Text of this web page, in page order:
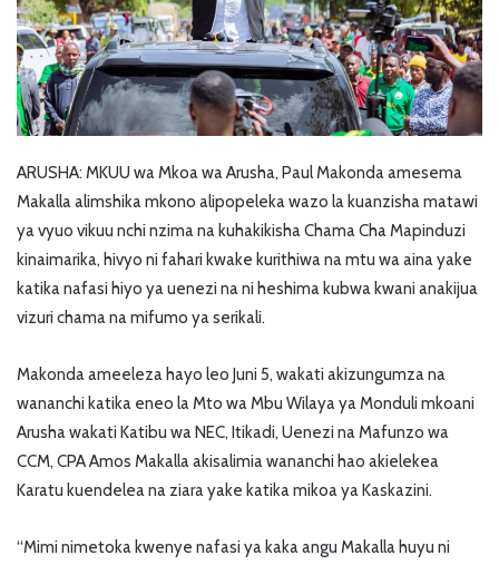
ARUSHA: MKUU wa Mkoa wa Arusha, Paul Makonda amesema
Makalla alimshika mkono alipopeleka wazo la kuanzisha matawi
ya vyuo vikuu nchi nzima na kuhakikisha Chama Cha Mapinduzi
kinaimarika, hivyo ni fahari kwake kurithiwa na mtu wa aina yake
katika nafasi hiyo ya uenezi na ni heshima kubwa kwani anakijua
vizuri chama na mifumo ya serikali.
Makonda ameeleza hayo leo Juni 5, wakati akizungumza na
wananchi katika eneo la Mto wa Mbu Wilaya ya Monduli mkoani
Arusha wakati Katibu wa NEC, Itikadi, Uenezi na Mafunzo wa
CCM, CPA Amos Makalla akisalimia wananchi hao akielekea
Karatu kuendelea na ziara yake katika mikoa ya Kaskazini.
“Mimi nimetoka kwenye nafasi ya kaka angu Makalla huyu ni